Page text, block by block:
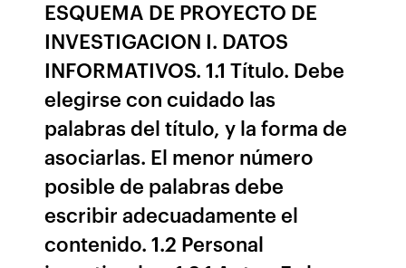
ESQUEMA DE PROYECTO DE
INVESTIGACION I. DATOS
INFORMATIVOS. 1.1 Título. Debe
elegirse con cuidado las
palabras del título, y la forma de
asociarlas. El menor número
posible de palabras debe
escribir adecuadamente el
contenido. 1.2 Personal